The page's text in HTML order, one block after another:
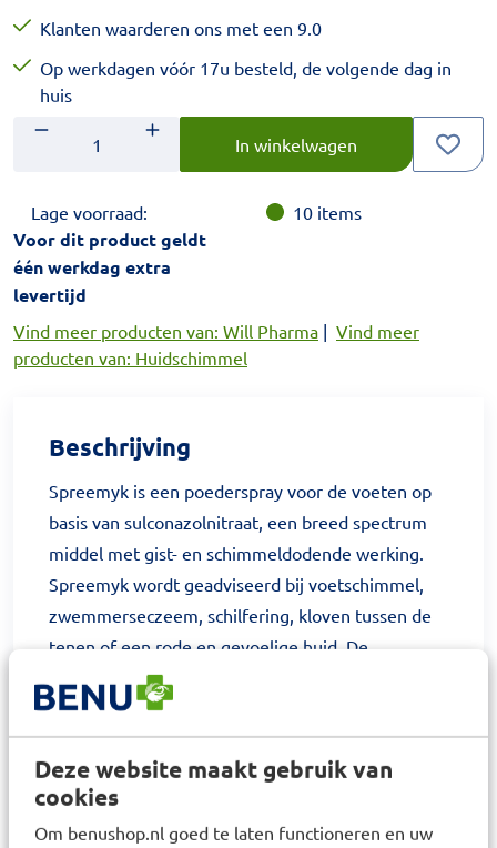
Deze website maakt gebruik van
cookies
Om benushop.nl goed te laten functioneren en uw
Klanten waarderen ons met een 9.0
Op werkdagen vóór 17u besteld, de volgende dag in
huis
Aantal
Voer het gewenste aantal in.
In winkelwagen
Lage voorraad: 10 items
Voor dit product geldt
één werkdag extra
levertijd
Vind meer producten van: Will Pharma | Vind meer
producten van: Huidschimmel
Beschrijving
Spreemyk is een poederspray voor de voeten op
basis van sulconazolnitraat, een breed spectrum
middel met gist- en schimmeldodende werking.
Spreemyk wordt geadviseerd bij voetschimmel,
zwemmerseczeem, schilfering, kloven tussen de
tenen of een rode en gevoelige huid. De
Spreemyk voetpoederspray kan gemakkelijk en
hygiënisch gedoseerd worden en blijft aan de
voeten kleven. Dit heeft een groot voordeel ten
opzichte van losse poeder.
De voetpoederspray is ideaal te gebruiken bij het
bezoek aan zwembad en sporthal. Daarnaast